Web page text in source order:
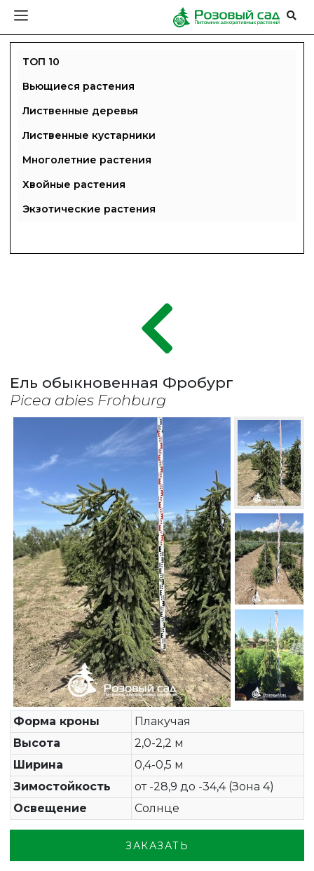
ТОП 10
Вьющиеся растения
Лиственные деревья
Лиственные кустарники
Многолетние растения
Хвойные растения
Экзотические растения
Ель обыкновенная Фробург
Picea abies Frohburg
Форма кроны
Плакучая
Высота
2,0-2,2 м
Ширина
0,4-0,5 м
Зимостойкость
от -28,9 до -34,4 (Зона 4)
Освещение
Солнце
ЗАКАЗАТЬ